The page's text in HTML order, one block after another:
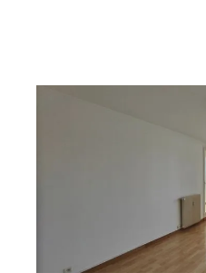
Appartement F3
109